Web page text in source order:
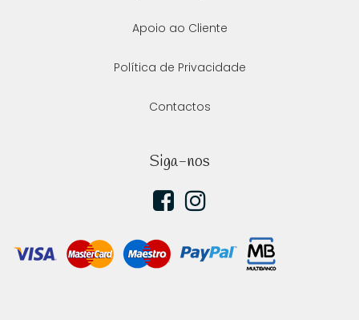
Apoio ao Cliente
Política de Privacidade
Contactos
Siga-nos